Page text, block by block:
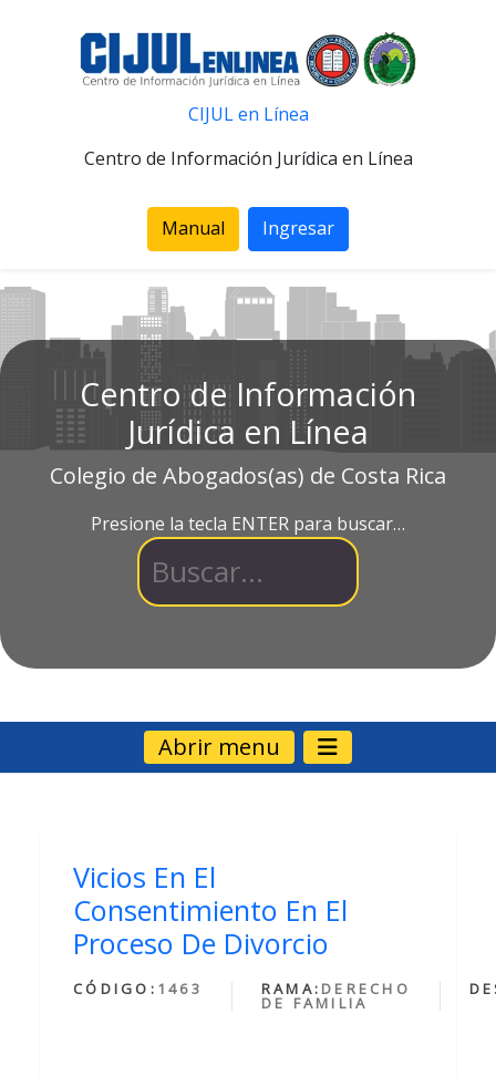
CIJUL en Línea
Centro de Información Jurídica en Línea
Manual Ingresar
Centro de Información
Jurídica en Línea
Colegio de Abogados(as) de Costa Rica
Presione la tecla ENTER para buscar…
Abrir menu
Vicios En El
Consentimiento En El
Proceso De Divorcio
CÓDIGO: 1463 RAMA: DERECHO
DE FAMILIA